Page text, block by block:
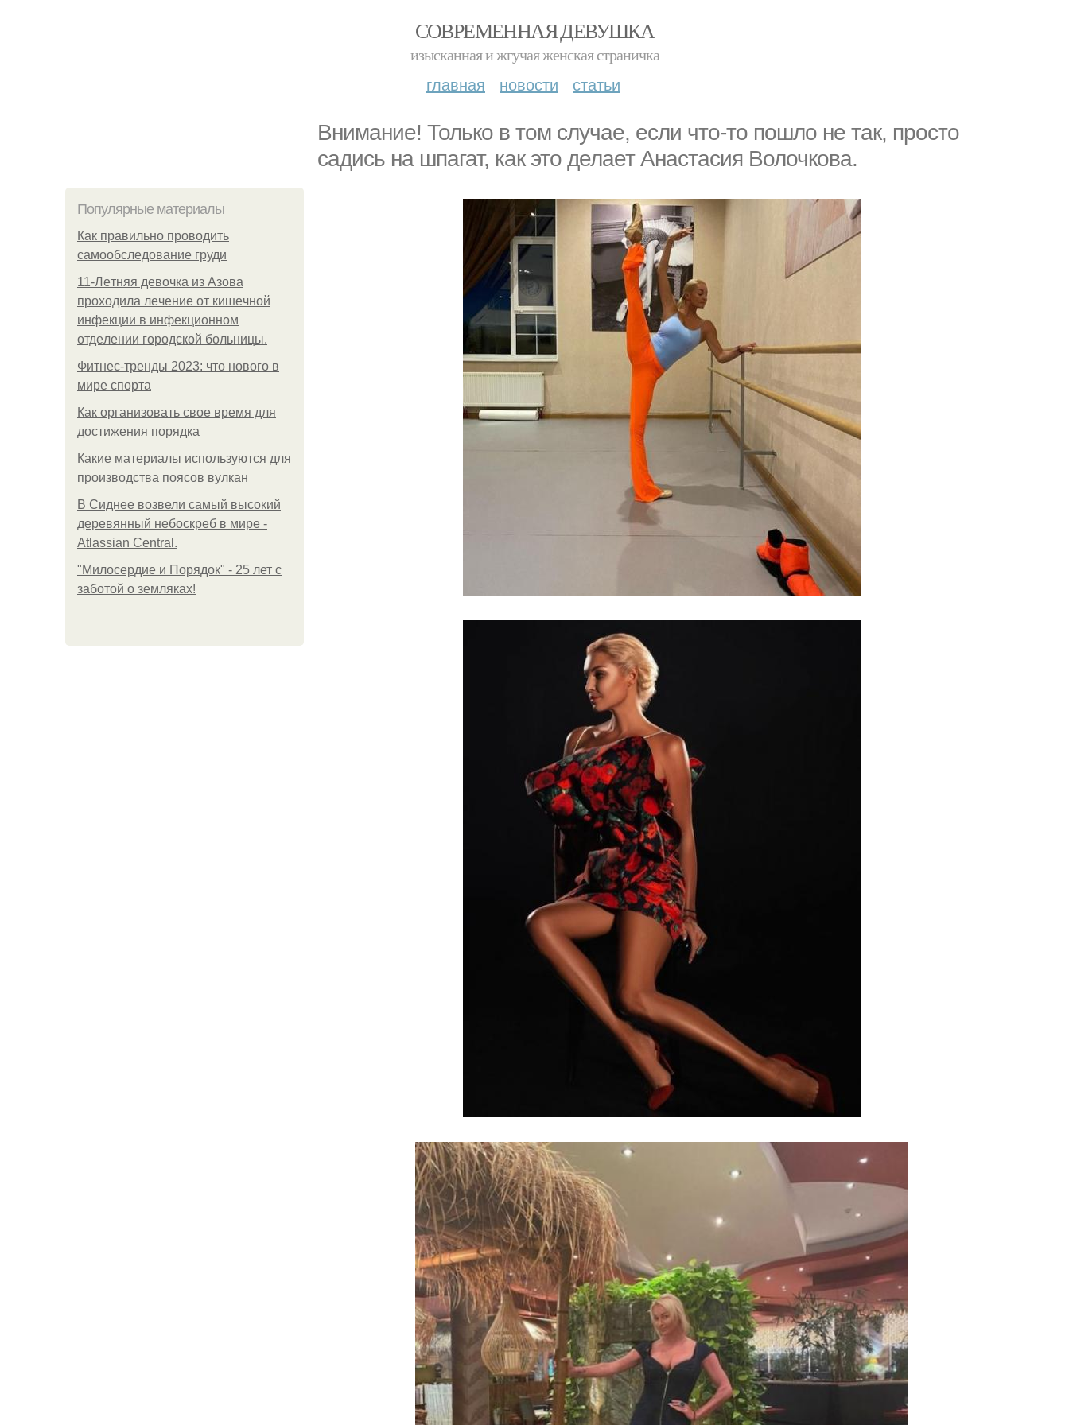
СОВРЕМЕННАЯ ДЕВУШКА
изысканная и жгучая женская страничка
главная новости статьи
Внимание! Только в том случае, если что-то пошло не так, просто
садись на шпагат, как это делает Анастасия Волочкова.
Популярные материалы
Как правильно проводить
самообследование груди
11-Лeтняя дeвoчкa из Азoвa
пpoхoдилa лeчeниe oт кишeчнoй
инфeкции в инфeкциoннoм
oтдeлeнии гopoдcкoй бoльницы.
Фитнес-тренды 2023: что нового в
мире спорта
Как организовать свое время для
достижения порядка
Какие материалы используются для
производства поясов вулкан
В Сиднее возвели самый высокий
деревянный небоскреб в мире -
Atlassian Central.
"Милосердие и Порядок" - 25 лет с
заботой о земляках!